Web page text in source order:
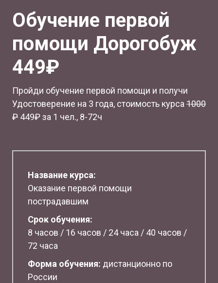
Обучение первой
помощи Дорогобуж
449₽
Пройди обучение первой помощи и получи
Удостоверение на 3 года, стоимость курса1000
₽ 449₽ за 1 чел., 8-72ч
Название курса:
Оказание первой помощи
пострадавшим
Срок обучения:
8 часов / 16 часов / 24 часа / 40 часов /
72 часа
Форма обучения: дистанционно по
России